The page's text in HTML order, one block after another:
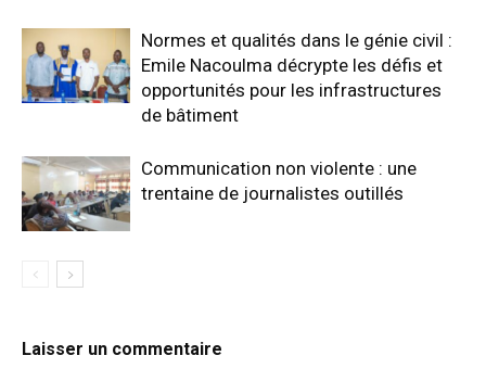
Normes et qualités dans le génie civil :
Emile Nacoulma décrypte les défis et
opportunités pour les infrastructures
de bâtiment
Communication non violente : une
trentaine de journalistes outillés
Laisser un commentaire